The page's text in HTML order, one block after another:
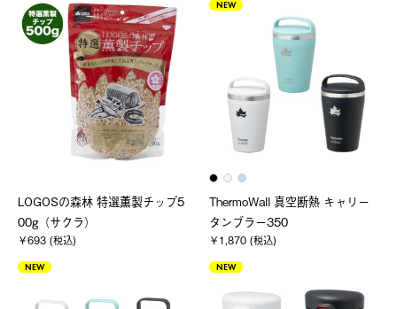
LOGOSの森林 特選薫製チップ5
00g（サクラ）
￥693 (税込)
NEW
ThermoWall 真空断熱 キャリー
タンブラー350
￥1,870 (税込)
NEW NEW